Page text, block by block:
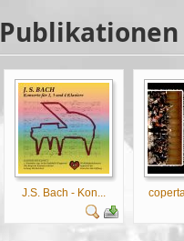
Publikationen
J.S. Bach - Kon...